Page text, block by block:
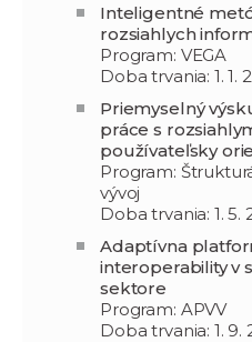
Inteligentné
rozsiahlych
Program: VEGA
Doba trvania: 1. 1.
Priemyselný
práce s
používateľsky
Program:
vývoj
Doba trvania: 1. 5.
Adaptívna
interoperability v
sektore
Program: APVV
Doba trvania: 1. 9.